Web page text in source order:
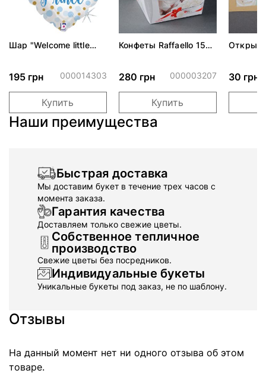
Шар "Welcome little
195 грн 000014303
Купить
Конфеты Raffaello 150
280 грн 000003207
Купить
30 грн
Наши преимущества
Быстрая доставка
Мы доставим букет в течение трех часов с
момента заказа.
Гарантия качества
Доставляем только свежие цветы.
Собственное тепличное
производство
Свежие цветы без посредников.
Индивидуальные букеты
Уникальные букеты под заказ, не по шаблону.
Отзывы
На данный момент нет ни одного отзыва об этом
товаре.